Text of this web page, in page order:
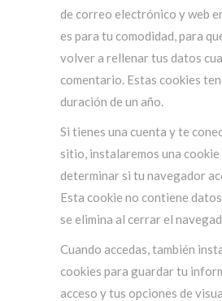
de correo electrónico y web
es para tu comodidad, para
volver a rellenar tus datos
comentario. Estas cookies
duración de un año.
Si tienes una cuenta y te
sitio, instalaremos una
determinar si tu navegador
Esta cookie no contiene
se elimina al cerrar el
Cuando accedas, también
cookies para guardar tu
acceso y tus opciones de